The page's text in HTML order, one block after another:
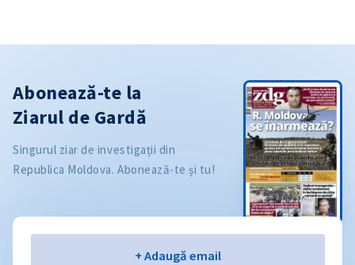
Abonează-te la
Ziarul de Gardă
Singurul ziar de investigații din
Republica Moldova. Abonează-te și tu!
+ Adaugă email